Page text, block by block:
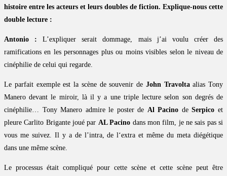
histoire entre les acteurs et leurs doubles de fiction. Explique-nous cette
double lecture :
Antonio : L’expliquer serait dommage, mais j’ai voulu créer des
ramifications en les personnages plus ou moins visibles selon le niveau de
cinéphilie de celui qui regarde.
Le parfait exemple est la scène de souvenir de John Travoltaalias Tony
Manero devant le miroir, là il y a une triple lecture selon son degrés de
cinéphilie… Tony Manero admire le poster de Al Pacino deSerpico et
pleure Carlito Brigante joué par AL Pacino dans mon film, je ne sais pas si
vous me suivez. Il y a de l’intra, de l‘extra et même du meta diégétique
dans une même scène.
Le processus était compliqué pour cette scène et cette scène peut être